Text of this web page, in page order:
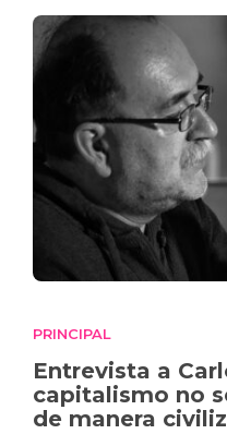
PRINCIPAL
Entrevista a
capitalismo no
de manera